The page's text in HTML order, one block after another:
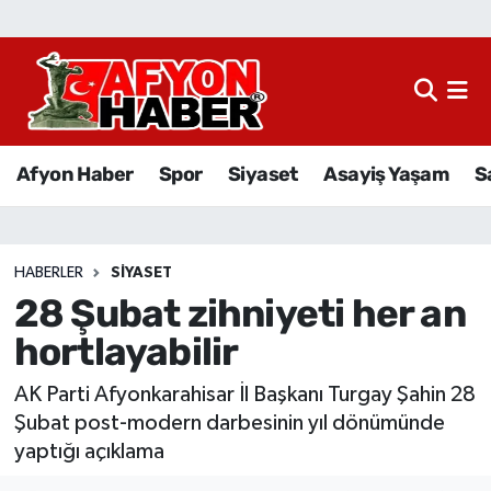
Afyon Haber Spor Siyaset Asayiş Yaşam
HABERLER SIYASET
28 Şubat zihniyeti her an
hortlayabilir
AK Parti Afyonkarahisar İl Başkanı Turgay Şahin 28
Şubat post-modern darbesinin yıl dönümünde
yaptığı açıklama
Afyon Haber
Sağlık
Eğitim
Sivil Toplum